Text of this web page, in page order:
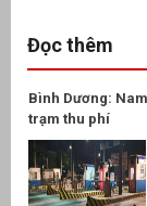
Đọc thêm
Bình Dương:
trạm thu phí